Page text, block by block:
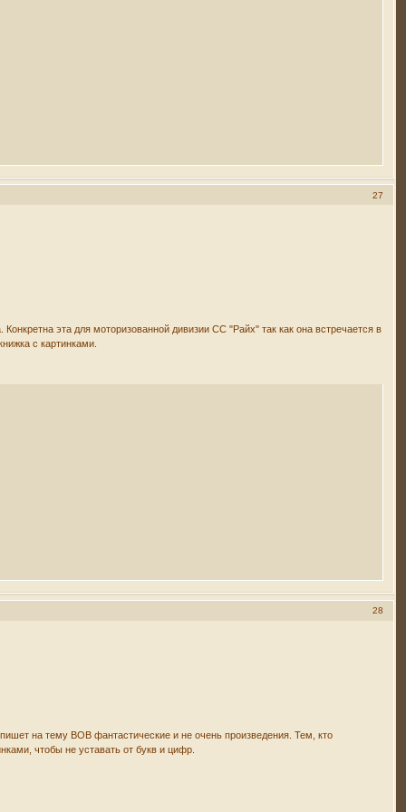
27
эта для моторизованной дивизии СС "Райх" так как она встречается в
с картинками.
28
на тему ВОВ фантастические и не очень произведения. Тем, кто
чтобы не уставать от букв и цифр.